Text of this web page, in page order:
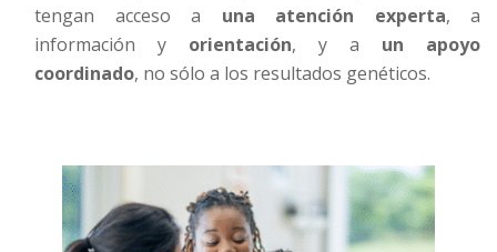
tengan acceso a una atención experta, a
información y orientación, y a un apoyo
coordinado, no sólo a los resultados genéticos.